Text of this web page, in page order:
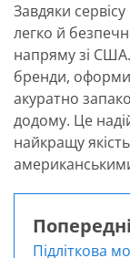
Завдяки
легко й
напряму зі
бренди,
акуратно
додому. Це
найкращу
Навігація
Підліткова